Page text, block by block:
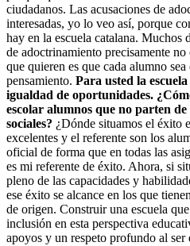
ciudadanos. Las acusaciones de
interesadas, yo lo veo así, porque
hay en la escuela catalana. Muchos
de adoctrinamiento precisamente
que quieren es que cada alumno
pensamiento. Para usted la
igualdad de oportunidades.
escolar alumnos que no parten de
sociales? ¿Dónde situamos el éxito
excelentes y el referente son los
oficial de forma que en todas las
es mi referente de éxito. Ahora, si
pleno de las capacidades y
ese éxito se alcance en los que
de origen. Construir una escuela
inclusión en esta perspectiva
apoyos y un respeto profundo al ser